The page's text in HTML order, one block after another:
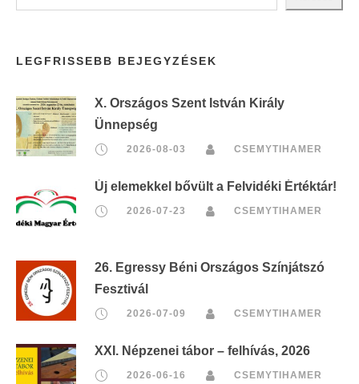
LEGFRISSEBB BEJEGYZÉSEK
X. Országos Szent István Király
Ünnepség
2026-08-03 CSEMYTIHAMER
Új elemekkel bővült a Felvidéki Értéktár!
2026-07-23 CSEMYTIHAMER
26. Egressy Béni Országos Színjátszó
Fesztivál
2026-07-09 CSEMYTIHAMER
XXI. Népzenei tábor – felhívás, 2026
2026-06-16 CSEMYTIHAMER